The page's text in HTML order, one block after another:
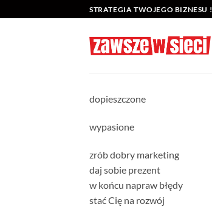
do
STRATEGIA TWOJEGO BIZNESU !
dopieszczone
wypasione
zrób dobry marketing
daj sobie prezent
w końcu napraw błędy
stać Cię na rozwój